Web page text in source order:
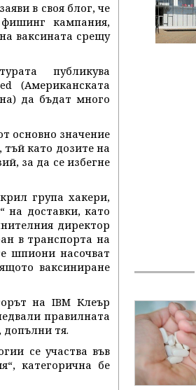
в своя блог, че
кампания,
ваксината срещу
публикува
(Американската
да бъдат много
основно значение
тъй като дозите на
за да се избегне
група хакери,
на доставки, като
директор
в транспорта на
шпиони насочват
ваксиниране
на IBM Клеър
правилната
тя.
се участва във
категорична бе